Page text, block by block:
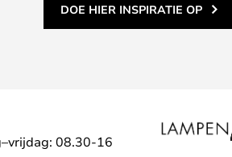
DOE HIER INSPIRATIE OP
08.30-16